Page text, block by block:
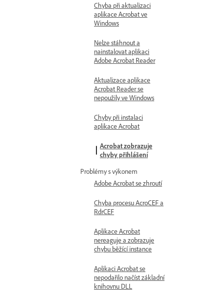
Chyba při aktualizaci
aplikace Acrobat ve
Windows
Nelze stáhnout a
nainstalovat aplikaci
Adobe Acrobat Reader
Aktualizace aplikace
Acrobat Reader se
nepoužily ve Windows
Chyby při instalaci
aplikace Acrobat
Acrobat zobrazuje
chyby přihlášení
Problémy s výkonem
Adobe Acrobat se zhroutí
Chyba procesu AcroCEF a
RdrCEF
Aplikace Acrobat
nereaguje a zobrazuje
chybu běžící instance
Aplikaci Acrobat se
nepodařilo načíst základní
knihovnu DLL